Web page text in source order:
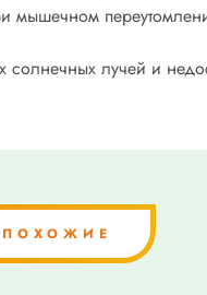
мышечном
лучей и
ПОХОЖИЕ